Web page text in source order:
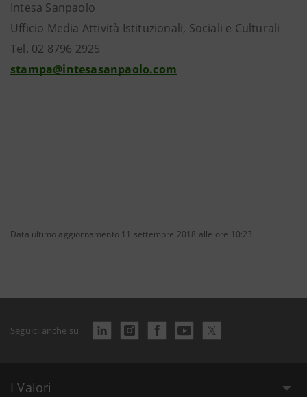
Intesa Sanpaolo
Ufficio Media Attività Istituzionali, Sociali e Culturali
Tel. 02 8796 2925
stampa@intesasanpaolo.com
Data ultimo aggiornamento 11 settembre 2018 alle ore 10:23
Seguici anche su
I Valori